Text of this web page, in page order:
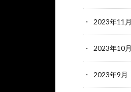
2023年11月
2023年10月
2023年9月